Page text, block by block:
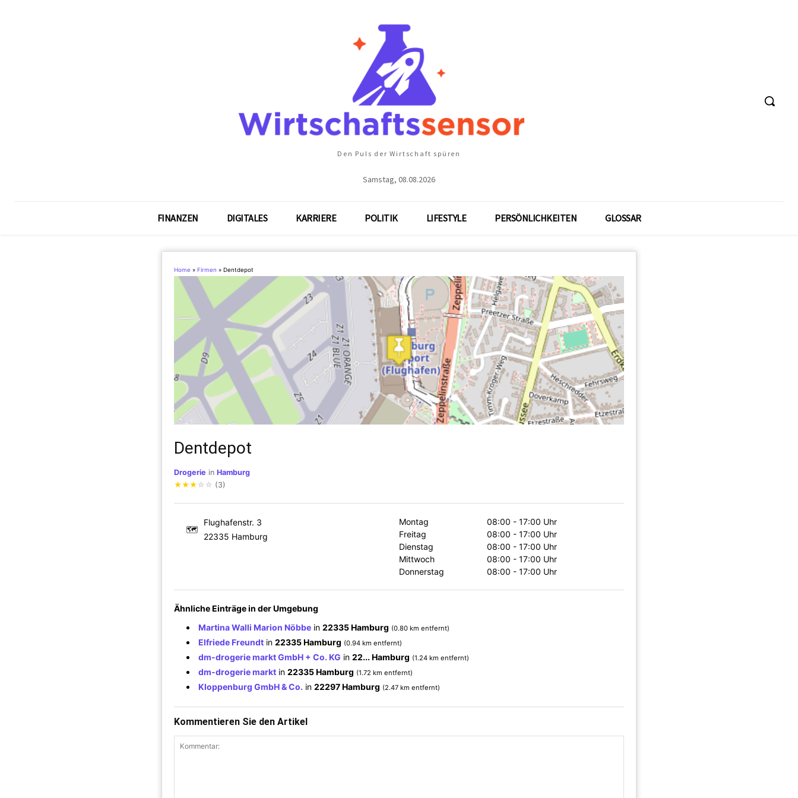
Den Puls der Wirtschaft spüren
Samstag, 08.08.2026
FINANZEN DIGITALES KARRIERE POLITIK LIFESTYLE PERSÖNLICHKEITEN GLOSSAR
Home » Firmen » Dentdepot
Dentdepot
Drogerie in Hamburg
★★★ ☆ ☆ (3)
🗺
Flughafenstr. 3
22335 Hamburg
Montag
08:00 - 17:00 Uhr
Freitag
08:00 - 17:00 Uhr
Dienstag
08:00 - 17:00 Uhr
Mittwoch
08:00 - 17:00 Uhr
Donnerstag
08:00 - 17:00 Uhr
Ähnliche Einträge in der Umgebung
Martina Walli Marion Nöbbe in 22335 Hamburg (0.80 km entfernt)
Elfriede Freundt in 22335 Hamburg (0.94 km entfernt)
dm-drogerie markt GmbH + Co. KG in 22... Hamburg (1.24 km entfernt)
dm-drogerie markt in 22335 Hamburg (1.72 km entfernt)
Kloppenburg GmbH & Co. in 22297 Hamburg (2.47 km entfernt)
Kommentieren Sie den Artikel